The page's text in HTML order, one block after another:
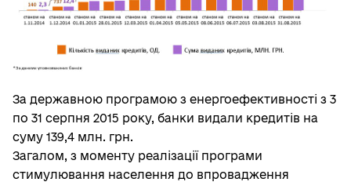
За державною програмою з енергоефективності з 3
по 31 серпня 2015 року, банки видали кредитів на
суму 139,4 млн. грн.
Загалом, з моменту реалізації програми
стимулювання населення до впровадження